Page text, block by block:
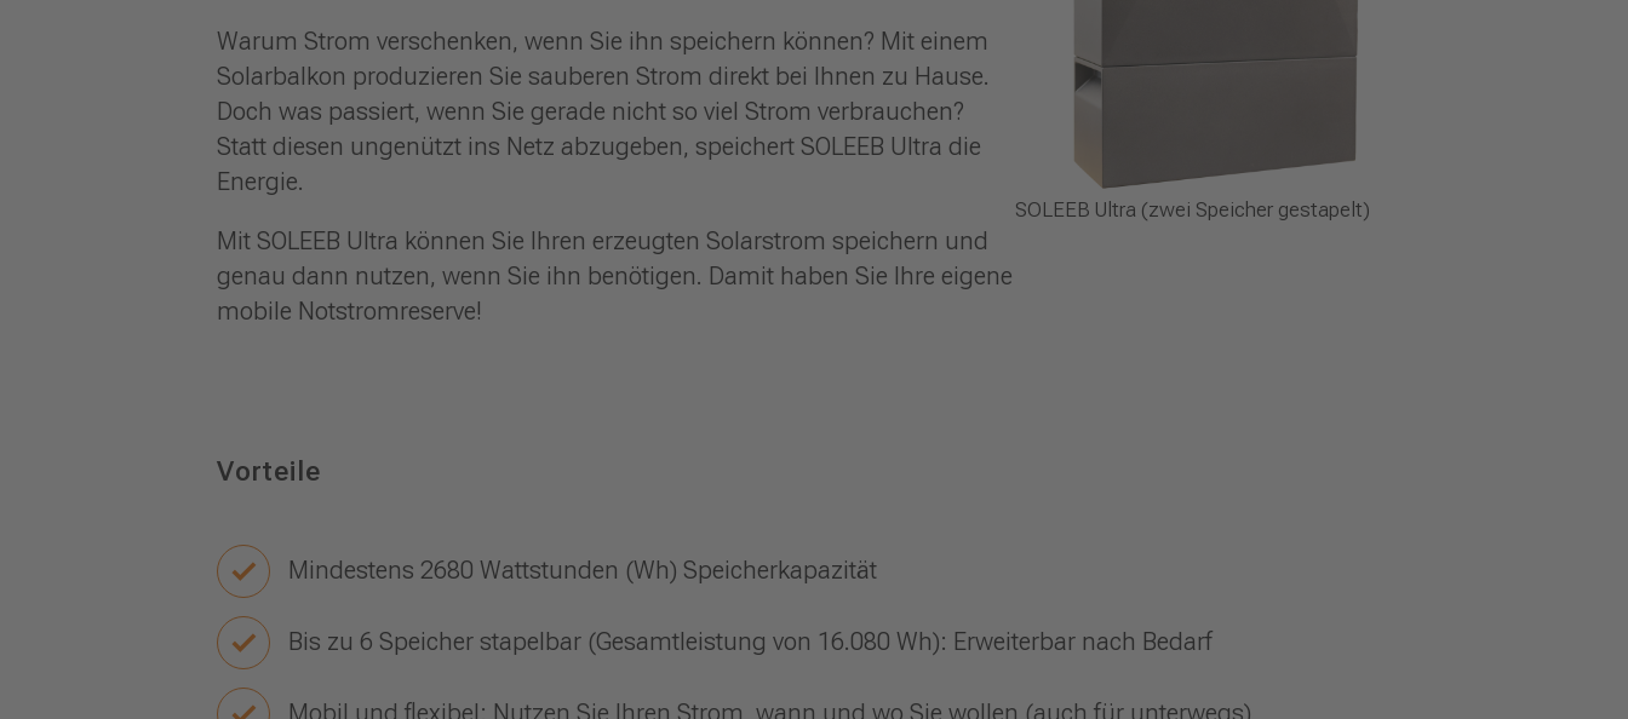
Warum Strom verschenken, wenn Sie ihn speichern können? Mit einem
Solarbalkon produzieren Sie sauberen Strom direkt bei Ihnen zu Hause.
Doch was passiert, wenn Sie gerade nicht so viel Strom verbrauchen?
Statt diesen ungenützt ins Netz abzugeben, speichert SOLEEB Ultra die
Energie.
Mit SOLEEB Ultra können Sie Ihren erzeugten Solarstrom speichern und
genau dann nutzen, wenn Sie ihn benötigen. Damit haben Sie Ihre eigene
mobile Notstromreserve!
SOLEEB Ultra (zwei Speicher gestapelt)
Vorteile
Mindestens 2680 Wattstunden (Wh) Speicherkapazität
Bis zu 6 Speicher stapelbar (Gesamtleistung von 16.080 Wh): Erweiterbar nach Bedarf
Mobil und flexibel: Nutzen Sie Ihren Strom, wann und wo Sie wollen (auch für unterwegs)